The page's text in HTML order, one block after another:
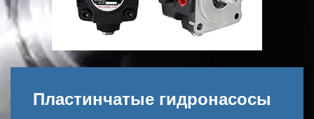
Пластинчатые гидронасосы